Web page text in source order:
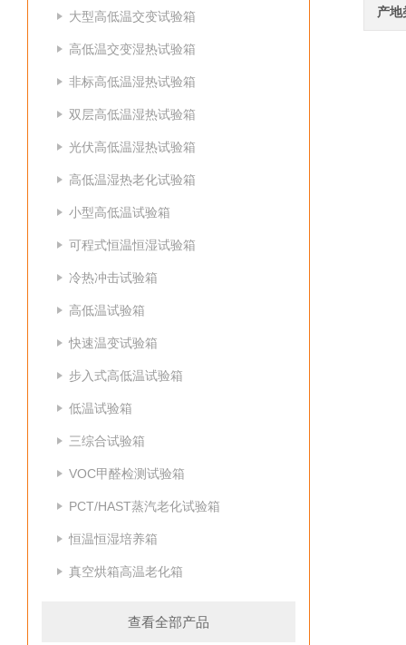
大型高低温交变试验箱
高低温交变湿热试验箱
非标高低温湿热试验箱
双层高低温湿热试验箱
光伏高低温湿热试验箱
高低温湿热老化试验箱
小型高低温试验箱
可程式恒温恒湿试验箱
冷热冲击试验箱
高低温试验箱
快速温变试验箱
步入式高低温试验箱
低温试验箱
三综合试验箱
VOC甲醛检测试验箱
PCT/HAST蒸汽老化试验箱
恒温恒湿培养箱
真空烘箱高温老化箱
查看全部产品
产地